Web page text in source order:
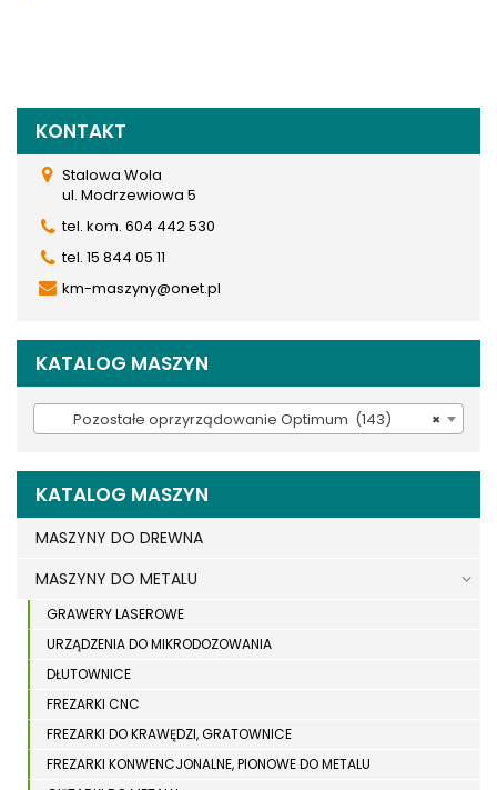
KONTAKT
Stalowa Wola
ul. Modrzewiowa 5
tel. kom. 604 442 530
tel. 15 844 05 11
km-maszyny@onet.pl
KATALOG MASZYN
×
Pozostałe oprzyrządowanie Optimum (143)
KATALOG MASZYN
MASZYNY DO DREWNA
MASZYNY DO METALU
GRAWERY LASEROWE
URZĄDZENIA DO MIKRODOZOWANIA
DŁUTOWNICE
FREZARKI CNC
FREZARKI DO KRAWĘDZI, GRATOWNICE
FREZARKI KONWENCJONALNE, PIONOWE DO METALU